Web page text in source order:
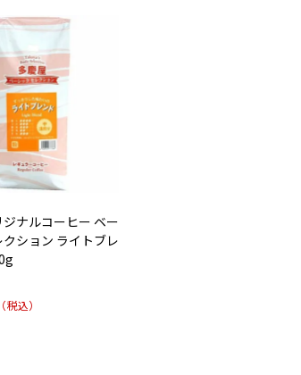
ナルコーヒー ベー
ション ライトブレ
税込